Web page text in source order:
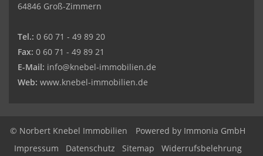
64846 Groß-Zimmern
Tel.: 0 60 71 - 49 89 20
Fax: 0 60 71 - 49 89 21
E-Mail: info@knebel-immobilien.de
Web: www.knebel-immobilien.de
© Norbert Knebel Immobilien Powered by Immonia GmbH
Impressum
Datenschutz Sitemap Widerrufsbelehrung